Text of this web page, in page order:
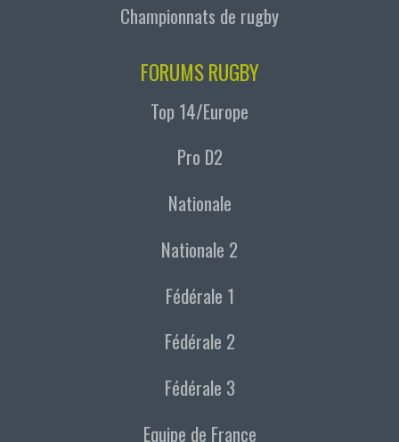
Championnats de rugby
FORUMS RUGBY
Top 14/Europe
Pro D2
Nationale
Nationale 2
Fédérale 1
Fédérale 2
Fédérale 3
Equipe de France